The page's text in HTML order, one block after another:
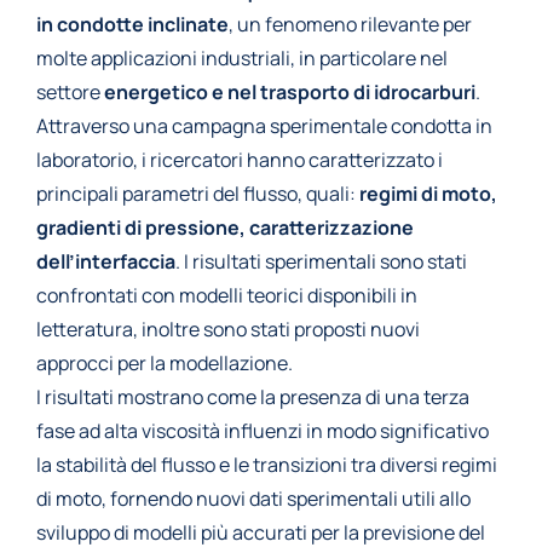
incondotte inclinate, un fenomeno rilevante per
molte applicazioni industriali, in particolare nel
settoreenergetico e nel trasporto di idrocarburi.
Attraverso una campagna sperimentale condotta in
laboratorio, i ricercatori hanno caratterizzato i
principali parametri del flusso, quali: regimi di moto,
gradienti di pressione, caratterizzazione
dell’interfaccia. I risultati sperimentali sono stati
confrontati con modelli teorici disponibili in
letteratura, inoltre sono stati proposti nuovi
approcci per la modellazione.
I risultati mostrano come la presenza di una terza
fase ad alta viscosità influenzi in modo significativo
la stabilità del flusso e le transizioni tra diversi regimi
di moto, fornendo nuovi dati sperimentali utili allo
sviluppo di modelli più accurati per la previsione del